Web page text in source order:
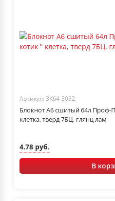
Артикул: ЗК64-3032
Блокнот А6 сшитый 64л Проф-
клетка, тверд 7БЦ, глянц лам
4.78 руб.
В